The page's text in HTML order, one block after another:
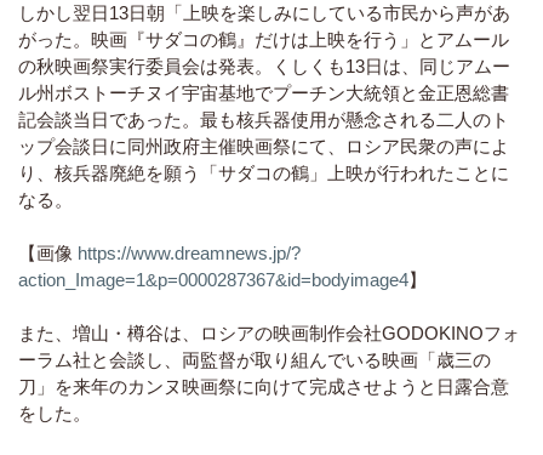
しかし翌日13日朝「上映を楽しみにしている市民から声があ
がった。映画『サダコの鶴』だけは上映を行う」とアムール
の秋映画祭実行委員会は発表。くしくも13日は、同じアムー
ル州ボストーチヌイ宇宙基地でプーチン大統領と金正恩総書
記会談当日であった。最も核兵器使用が懸念される二人のト
ップ会談日に同州政府主催映画祭にて、ロシア民衆の声によ
り、核兵器廃絶を願う「サダコの鶴」上映が行われたことに
なる。
【画像 https://www.dreamnews.jp/?
action_Image=1&p=0000287367&id=bodyimage4】
また、増山・樽谷は、ロシアの映画制作会社GODOKINOフォ
ーラム社と会談し、両監督が取り組んでいる映画「歳三の
刀」を来年のカンヌ映画祭に向けて完成させようと日露合意
をした。